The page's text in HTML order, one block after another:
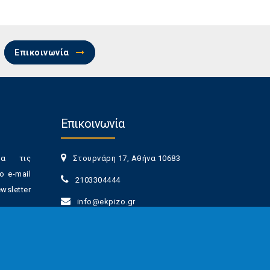
Επικοινωνία
τις
e-mail
πάσα
Επικοινωνία
Στουρνάρη 17, Αθήνα 10683
2103304444
info@ekpizo.gr